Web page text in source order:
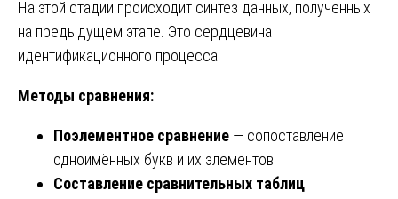
На этой стадии происходит синтез данных, полученных
на предыдущем этапе. Это сердцевина
идентификационного процесса.
Методы сравнения:
Поэлементное сравнение — сопоставление
одноимённых букв и их элементов.
Составление сравнительных таблиц